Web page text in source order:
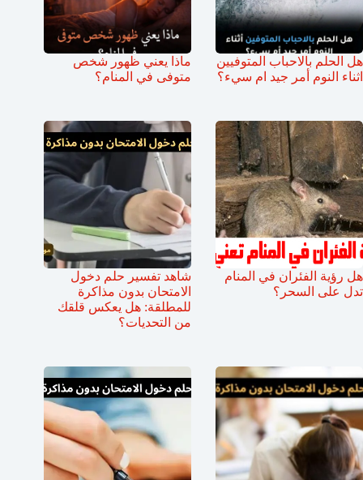
هل الحلم بالاحباب المتوفيين
اثناء النوم أمر جيد ام سيء؟
ماذا يعني ظهور شخص
متوفى في المنام؟
هل رؤية الفئران في المنام
تدل على السحر؟
شاهد تفسير حلم دخول
الامتحان بدون مذاكرة
للمطلقة: هل يعكس قلقك
من التحديات؟